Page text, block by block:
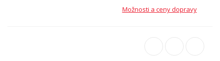
Možnosti a ceny dopravy